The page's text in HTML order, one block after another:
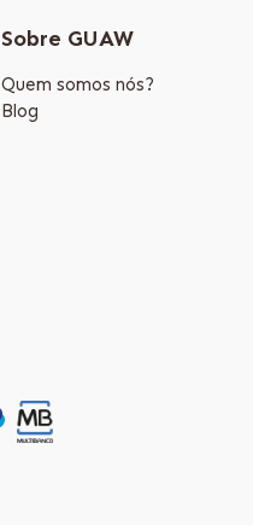
Sobre GUAW
Quem somos nós?
Blog